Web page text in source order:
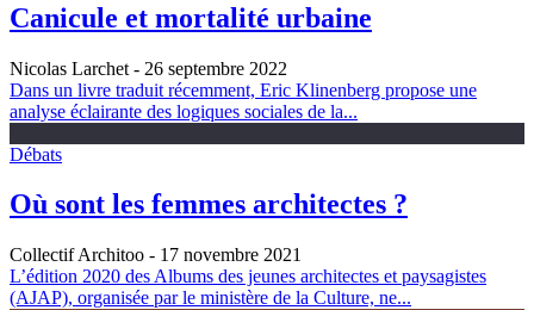
Canicule et mortalité urbaine
Nicolas Larchet - 26 septembre 2022
Dans un livre traduit récemment, Eric Klinenberg propose une
analyse éclairante des logiques sociales de la...
Débats
Où sont les femmes architectes ?
Collectif Architoo - 17 novembre 2021
L’édition 2020 des Albums des jeunes architectes et paysagistes
(AJAP), organisée par le ministère de la Culture, ne...